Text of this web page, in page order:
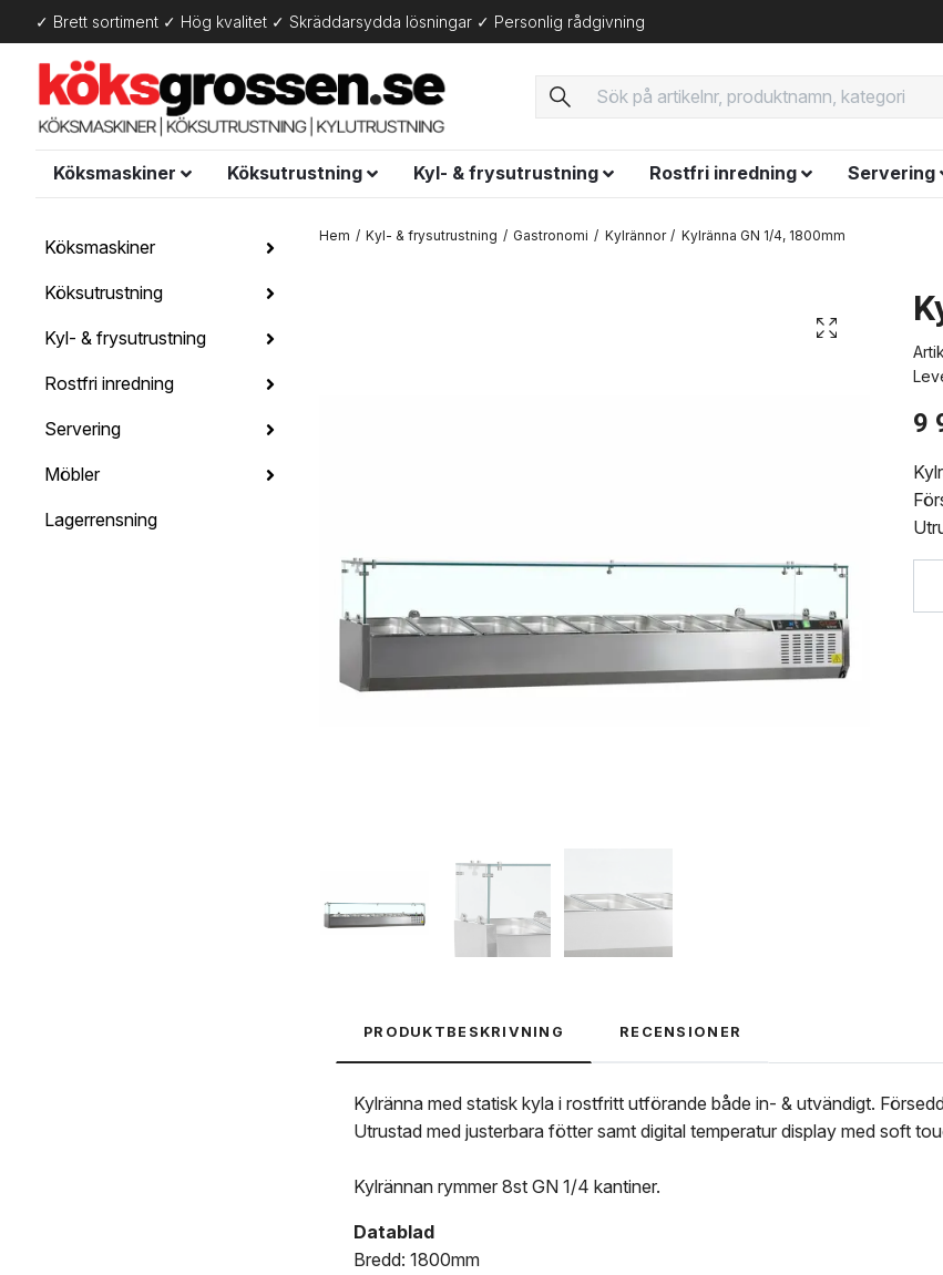
✓ Brett sortiment ✓ Hög kvalitet ✓ Skräddarsydda lösningar ✓ Personlig rådgivning
Köksmaskiner Köksutrustning Kyl- & frysutrustning Rostfri inredning Servering
Köksmaskiner
Köksutrustning
Kyl- & frysutrustning
Rostfri inredning
Servering
Möbler
Lagerrensning
Hem Kyl- & frysutrustning Gastronomi Kylrännor Kylränna GN 1/4, 1800mm
9
PRODUKTBESKRIVNING RECENSIONER
Kylränna med statisk kyla i rostfritt utförande både in- & utvändigt.
Utrustad med justerbara fötter samt digital temperatur display med soft
Kylrännan rymmer 8st GN 1/4 kantiner.
Datablad
Bredd: 1800mm